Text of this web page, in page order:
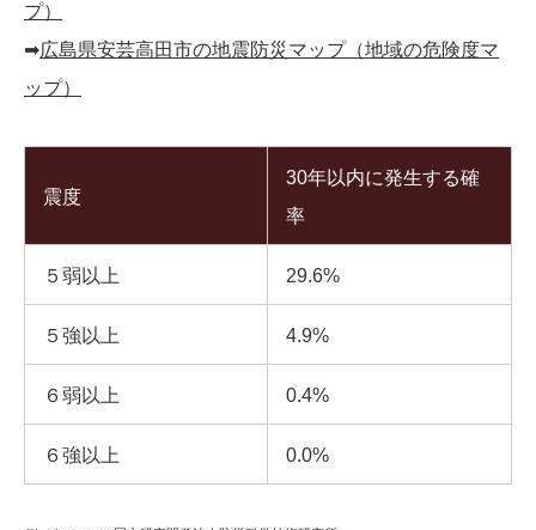
プ）
➡︎広島県安芸高田市の地震防災マップ（地域の危険度マ
ップ）
震度
30年以内に発生する確
率
５弱以上 29.6%
５強以上 4.9%
６弱以上 0.4%
６強以上 0.0%